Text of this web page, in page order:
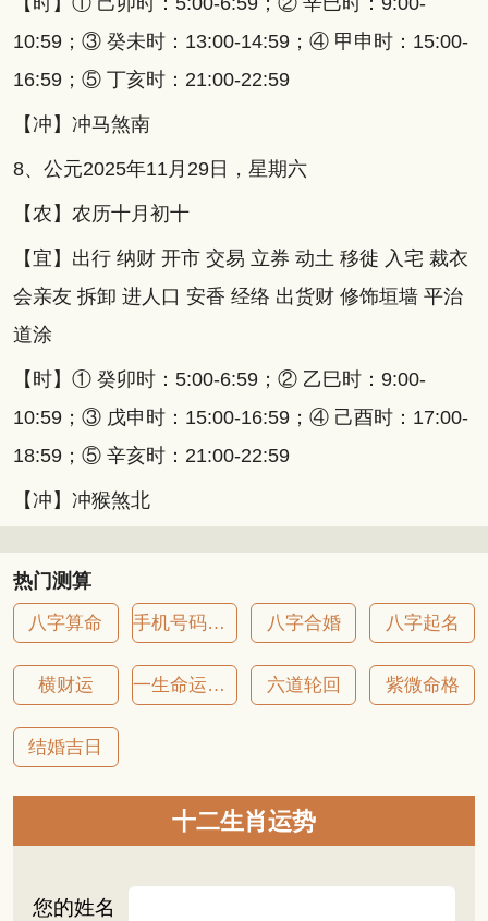
10:59；③ 癸未时：13:00-14:59；④ 甲申时：15:00-
16:59；⑤ 丁亥时：21:00-22:59
【冲】冲马煞南
8、公元2025年11月29日，星期六
【农】农历十月初十
【宜】出行 纳财 开市 交易 立券 动土 移徙 入宅 裁衣
会亲友 拆卸 进人口 安香 经络 出货财 修饰垣墙 平治
道涂
【时】① 癸卯时：5:00-6:59；② 乙巳时：9:00-
10:59；③ 戊申时：15:00-16:59；④ 己酉时：17:00-
18:59；⑤ 辛亥时：21:00-22:59
【冲】冲猴煞北
热门测算
八字算命 手机号码吉凶 八字合婚 八字起名
横财运 一生命运详批 六道轮回 紫微命格
结婚吉日
十二生肖运势
您的姓名